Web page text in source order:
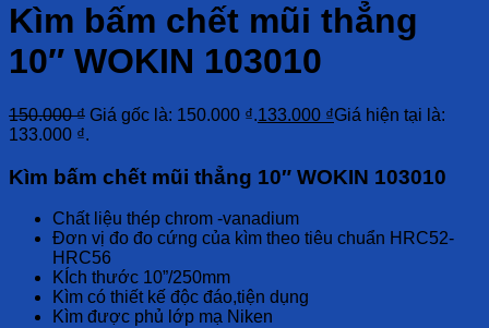
Kìm bấm chết mũi thẳng
10″ WOKIN 103010
150.000₫ Giá gốc là: 150.000 ₫.133.000 ₫Giá hiện tại là:
133.000 ₫.
Kìm bấm chết mũi thẳng 10″ WOKIN 103010
Chất liệu thép chrom -vanadium
Đơn vị đo đo cứng của kìm theo tiêu chuẩn HRC52-
HRC56
KÍch thước 10”/250mm
Kìm có thiết kế độc đáo,tiện dụng
Kìm được phủ lớp mạ Niken